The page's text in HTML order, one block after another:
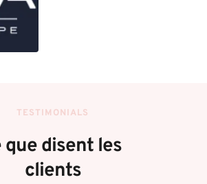
TESTIMONIALS
que disent les
clients